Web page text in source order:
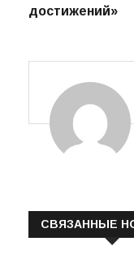
проекте «Россия